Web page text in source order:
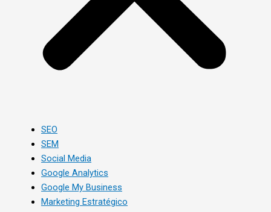
SEO
SEM
Social Media
Google Analytics
Google My Business
Marketing Estratégico